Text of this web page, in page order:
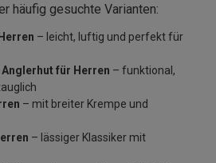
häufig gesuchte Varianten:
– leicht, luftig und perfekt für
für Herren – funktional,
– mit breiter Krempe und
– lässiger Klassiker mit